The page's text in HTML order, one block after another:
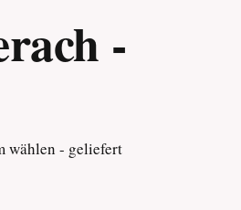
-
wählen - geliefert